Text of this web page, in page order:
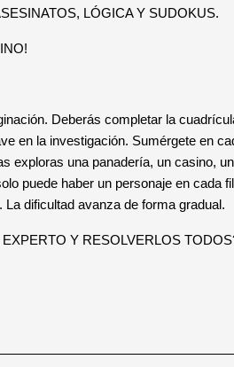
LÓGICA Y SUDOKUS.
Deberás completar la
en la investigación. Sumérgete en
una panadería, un casino,
puede haber un personaje en
dificultad avanza de forma gradual.
Y RESOLVERLOS